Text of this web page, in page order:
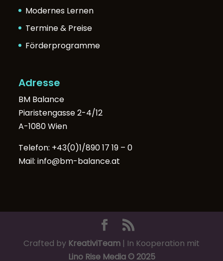
Modernes Lernen
Termine & Preise
Förderprogramme
Adresse
BM Balance
Piaristengasse 2-4/12
A-1080 Wien
Telefon: +43(0)1/890 17 19 – 0
Mail:info@bm-balance.at
Crafted by KreativiTeam | In Kooperation mit
Lino Rise Media © 2025